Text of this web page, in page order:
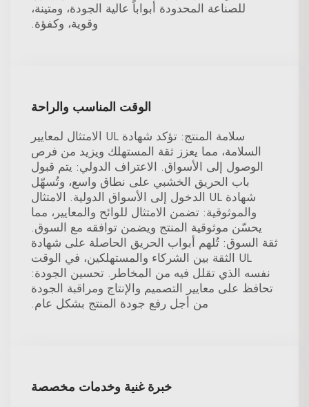
للصناعة المحدودة أبواباً عالية الجودة، ومتينة،
وقوية، وكفؤة.
الوقت المناسب والراحة
سلامة المنتج: تؤكد شهادة UL الامتثال لمعايير
السلامة، مما يعزز ثقة المستهلك ويزيد من فرص
الوصول إلى الأسواق. الاعتراف الدولي: يتم قبول
باب الحريق الخشبي على نطاق واسع، وتُسهّل
شهادة UL الدخول إلى الأسواق الدولية. الامتثال
والموثوقية: تضمن الامتثال للوائح والمعايير، مما
يحسّن موثوقية المنتج ويضمن توافقه مع السوق.
ثقة السوق: تُلهم أبواب الحريق الحاصلة على شهادة
UL الثقة بين الشركاء والمستهلكين، في الوقت
نفسه الذي تقلل فيه من المخاطر. تحسين الجودة:
تحافظ على معايير التصميم والإنتاج ومراقبة الجودة
من أجل رفع جودة المنتج بشكل عام.
خبرة غنية وخدمات مخصصة